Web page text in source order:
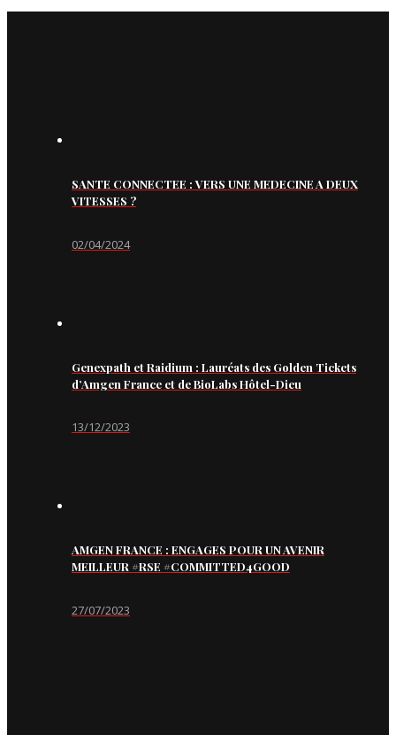
SANTE CONNECTEE : VERS UNE MEDECINE A DEUX
VITESSES ?
02/04/2024
Genexpath et Raidium : Lauréats des Golden Tickets
d’Amgen France et de BioLabs Hôtel-Dieu
13/12/2023
AMGEN FRANCE : ENGAGES POUR UN AVENIR
MEILLEUR #RSE #COMMITTED4GOOD
27/07/2023